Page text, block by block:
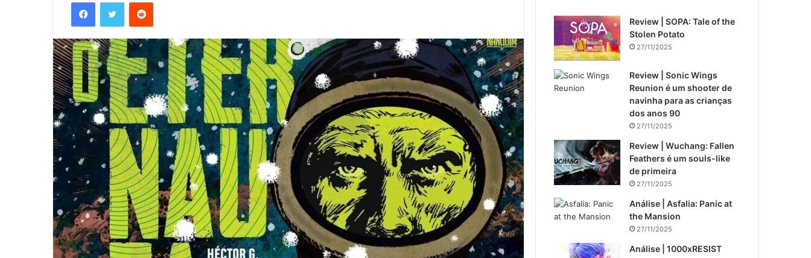
Review | SOPA: Tale of the
Stolen Potato
27/11/2025
Review | Sonic Wings
Reunion é um shooter de
navinha para as crianças
dos anos 90
27/11/2025
Review | Wuchang: Fallen
Feathers é um souls-like
de primeira
27/11/2025
Análise | Asfalia: Panic at
the Mansion
27/11/2025
Análise | 1000xRESIST